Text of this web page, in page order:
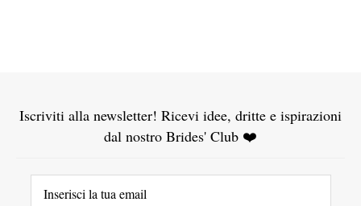
Iscriviti alla newsletter! Ricevi idee, dritte e ispirazioni
dal nostro Brides' Club ❤️